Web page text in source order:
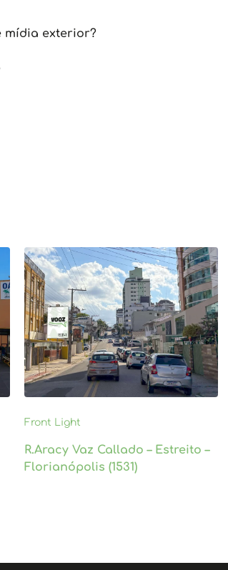
mídia exterior?
Front Light
R.Aracy Vaz Callado – Estreito –
Florianópolis (1531)